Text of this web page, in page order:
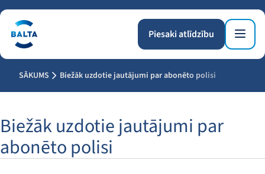
Piesaki atlīdzību
SĀKUMS Biežāk uzdotie jautājumi par abonēto polisi
Biežāk uzdotie jautājumi par
abonēto polisi